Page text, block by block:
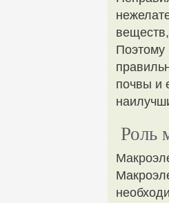
Поэтому
почвы и
Роль